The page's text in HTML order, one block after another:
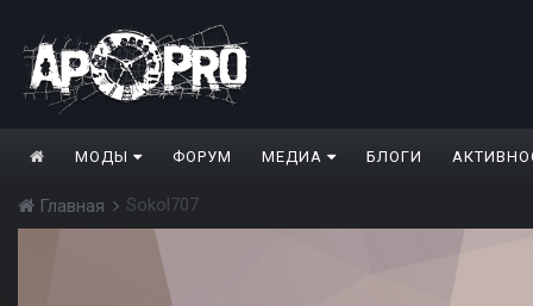
МОДЫ ФОРУМ МЕДИА БЛОГИ
Главная Sokol707